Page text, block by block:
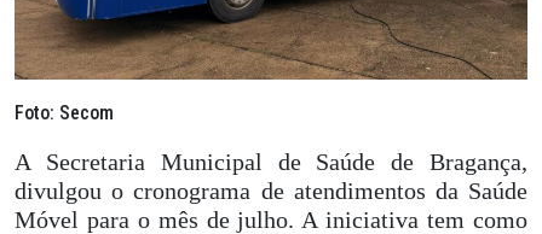
Foto: Secom
A Secretaria Municipal de Saúde de Bragança,
divulgou o cronograma de atendimentos da Saúde
Móvel para o mês de julho. A iniciativa tem como